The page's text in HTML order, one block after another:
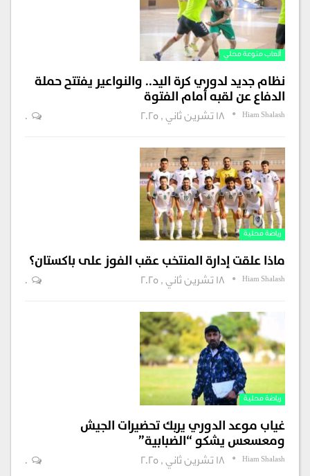
ألعاب منوعة محلي
نظام جديد لدوري كرة اليد.. والنواعير يفتتح حملة
الدفاع عن لقبه أمام الفتوة
Hiam Shalash 18 تشرين ثاني , 2025 0
رياضة محلية
ماذا علقت إدارة المنتخب عقب الفوز على باكستان؟
Hiam Shalash 18 تشرين ثاني , 2025 0
رياضة محلية
غياب موعد الدوري يربك تحضيرات الجيش
ومعسعس يشكو “الضبابية”
Hiam Shalash 18 تشرين ثاني , 2025 0